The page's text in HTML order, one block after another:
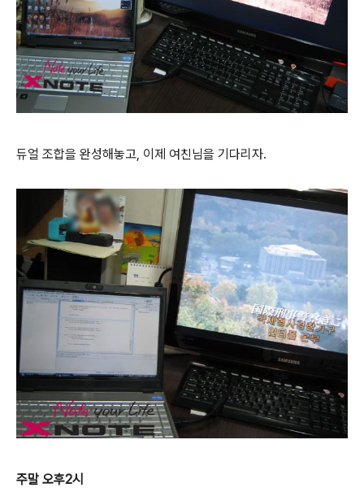
듀얼 조합을 완성해놓고, 이제 여친님을 기다리자.
주말 오후2시